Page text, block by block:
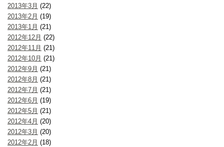
2013年3月 (22)
2013年2月 (19)
2013年1月 (21)
2012年12月 (22)
2012年11月 (21)
2012年10月 (21)
2012年9月 (21)
2012年8月 (21)
2012年7月 (21)
2012年6月 (19)
2012年5月 (21)
2012年4月 (20)
2012年3月 (20)
2012年2月 (18)